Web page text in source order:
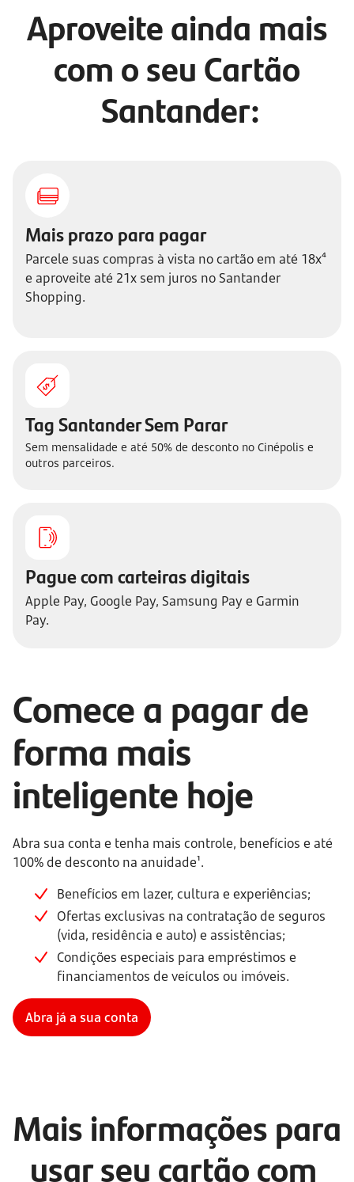
Aproveite ainda mais
com o seu Cartão
Santander:
Mais prazo para pagar
Parcele suas compras à vista no cartão em até 18x⁴
e aproveite até 21x sem juros no Santander
Shopping.
Tag Santander Sem Parar
Sem mensalidade e até 50% de desconto no Cinépolis e
outros parceiros.
Pague com carteiras digitais
Apple Pay, Google Pay, Samsung Pay e Garmin
Pay.
Comece a pagar de
forma mais
inteligente hoje
Abra sua conta e tenha mais controle, benefícios e até
100% de desconto na anuidade¹.
Benefícios em lazer, cultura e experiências;
Ofertas exclusivas na contratação de seguros
(vida, residência e auto) e assistências;
Condições especiais para empréstimos e
financiamentos de veículos ou imóveis.
Abra já a sua conta
Mais informações para
usar seu cartão com